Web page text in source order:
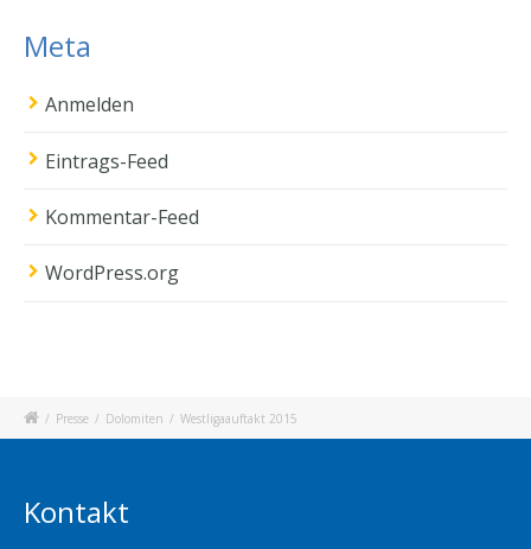
Meta
Anmelden
Eintrags-Feed
Kommentar-Feed
WordPress.org
/ Presse / Dolomiten / Westligaauftakt 2015
Kontakt